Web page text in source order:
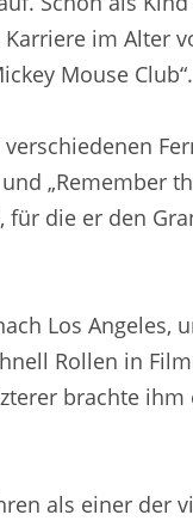
im Alter
Mouse Club“.
und „Remember
die er den
Los Angeles,
Rollen in
brachte
als einer der